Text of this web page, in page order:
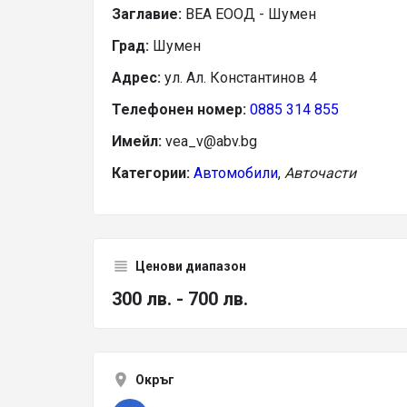
Заглавие: ВЕА ЕООД - Шумен
Град: Шумен
Адрес: ул. Ал. Константинов 4
Телефонен номер: 0885 314 855
Имейл: vea_v@abv.bg
Категории: Автомобили, Авточасти
Ценови диапазон
300 лв. - 700 лв.
Окръг